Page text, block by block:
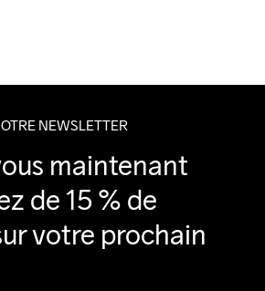
NEWSLETTER
maintenant
de 15 % de
votre prochain